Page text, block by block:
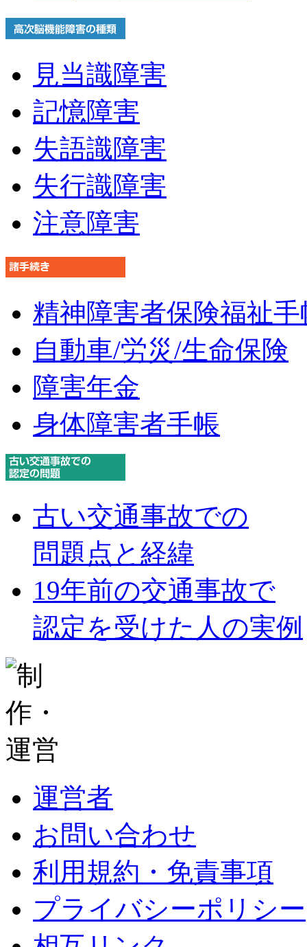
見当識障害
記憶障害
失語識障害
失行識障害
注意障害
精神障害者保険福祉手
自動車/労災/生命保険
障害年金
身体障害者手帳
古い交通事故での
問題点と経緯
19年前の交通事故で
認定を受けた人の実例
運営者
お問い合わせ
利用規約・免責事項
プライバシーポリシー